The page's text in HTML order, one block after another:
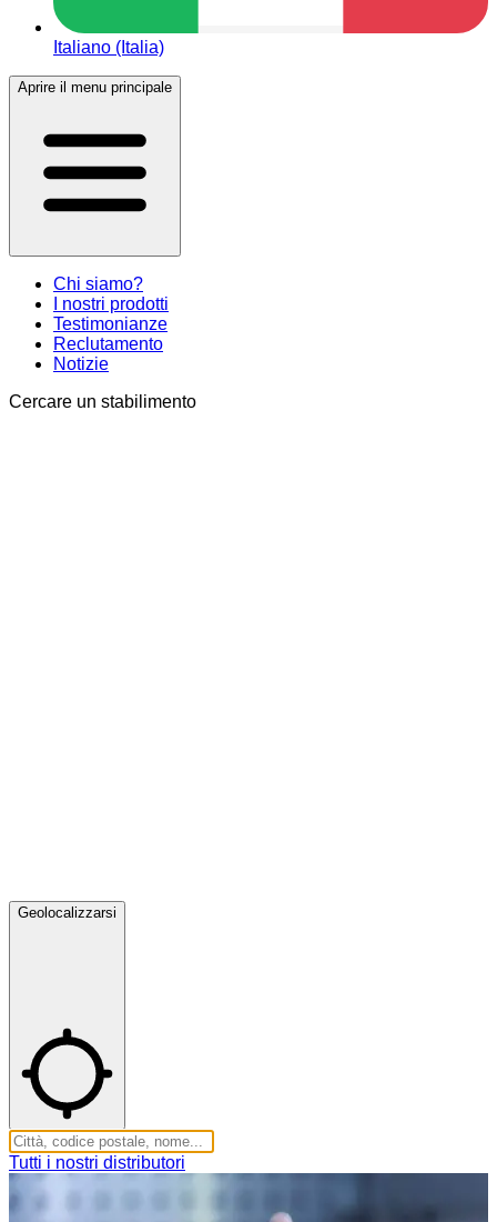
Italiano (Italia)
Aprire il menu principale
Chi siamo?
I nostri prodotti
Testimonianze
Reclutamento
Notizie
Cercare un stabilimento
Geolocalizzarsi
Tutti i nostri distributori